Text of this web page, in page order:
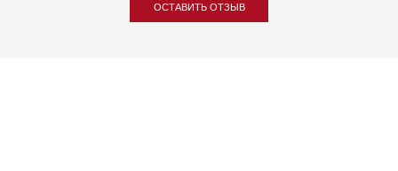
ОСТАВИТЬ ОТЗЫВ